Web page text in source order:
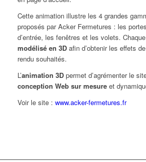
Cette animation illustre les 4 grandes
proposés par Acker Fermetures : les
d’entrée, les fenêtres et les volets.
modélisé en 3Dafin d’obtenir les effets
rendu souhaités.
L’animation 3Dpermet d’agrémenter le
conception Web sur mesureet
Voir le site : www.acker-fermetures.fr